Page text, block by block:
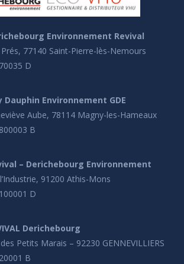
Environnement Revival
77140 Saint-Pierre-lès-Nemours
D
Dauphin Environnement GDE
Aube, 78114 Magny-les-Hameaux
B
– Derichebourg Environnement
91200 Athis-Mons
D
Derichebourg
Petits Marais – 92230 GENNEVILLIERS
B